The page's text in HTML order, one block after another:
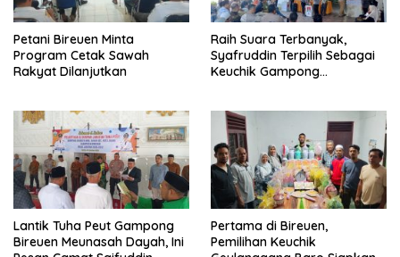
Petani Bireuen Minta
Program Cetak Sawah
Rakyat Dilanjutkan
Raih Suara Terbanyak,
Syafruddin Terpilih Sebagai
Keuchik Gampong
Lantik Tuha Peut Gampong
Bireuen Meunasah Dayah, Ini
Pertama di Bireuen,
Pemilihan Keuchik